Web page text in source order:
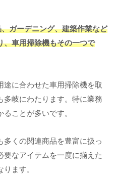
ガーデニング、建築作業など
、車用掃除機もその一つで
途に合わせた車用掃除機を取
多岐にわたります。特に業務
ことが多いです。
多くの関連商品を豊富に扱っ
なアイテムを一度に揃えた
ます。